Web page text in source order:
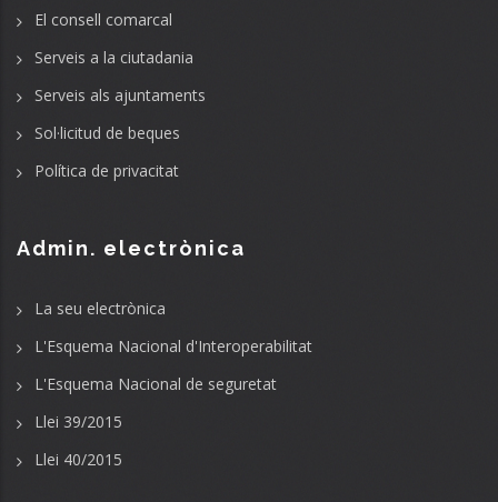
El consell comarcal
Serveis a la ciutadania
Serveis als ajuntaments
Sol·licitud de beques
Política de privacitat
Admin. electrònica
La seu electrònica
L'Esquema Nacional d'Interoperabilitat
L'Esquema Nacional de seguretat
Llei 39/2015
Llei 40/2015